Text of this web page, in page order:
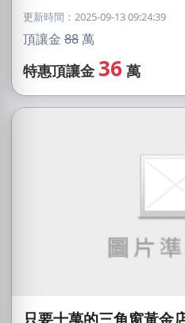
更新時間：2025-09-13 09:24:39
頂讓金 88萬
特惠頂讓金 36 萬
只要十萬的三角窗黃金